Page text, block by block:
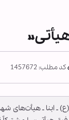
کد مطلب: 1457672
ـ ابنا ـ